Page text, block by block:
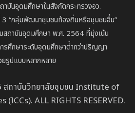
าบันอุดมศึกษาในสังกัดกระทรวงอว.
“กลุ่มพัฒนาชุมชนท้องถิ่นหรือชุมชนอื่น”
สถาบันอุดมศึกษา พ.ศ. 2564 ที่มุ่งเน้น
ารศึกษาระดับอุดมศึกษาต่ํากว่าปริญญา
รูปแบบหลากหลาย
ถาบันวิทยาลัยชุมชน Institute of
ALL RIGHTS RESERVED.